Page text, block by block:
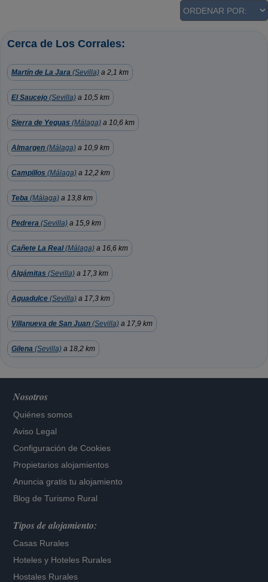
Cerca de Los Corrales:
Martín de La Jara (Sevilla) a 2,1 km
El Saucejo (Sevilla) a 10,5 km
Sierra de Yeguas (Málaga) a 10,6 km
Almargen (Málaga) a 10,9 km
Campillos (Málaga) a 12,2 km
Teba (Málaga) a 13,8 km
Pedrera (Sevilla) a 15,9 km
Cañete La Real(Málaga) a 16,6 km
Algámitas (Sevilla) a 17,3 km
Aguadulce (Sevilla) a 17,3 km
Villanueva de San Juan (Sevilla) a 17,9 km
Gilena (Sevilla) a 18,2 km
Nosotros
Quiénes somos
Aviso Legal
Configuración de Cookies
Propietarios alojamientos
Anuncia gratis tu alojamiento
Blog de Turismo Rural
Tipos de alojamiento:
Casas Rurales
Hoteles y Hoteles Rurales
Hostales Rurales